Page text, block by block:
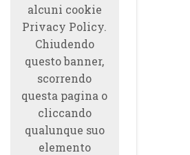
alcuni cookie
Privacy Policy.
Chiudendo
questo banner,
scorrendo
questa pagina o
cliccando
qualunque suo
elemento